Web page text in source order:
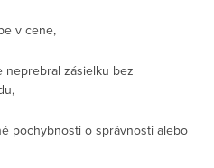
v cene,
neprebral zásielku bez
pochybnosti o správnosti alebo